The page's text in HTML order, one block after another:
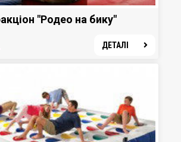
комплексно вдосконалює тіло,
тренує рівновагу;
розвиває вміння керувати
м'язами тіла;
покращує вестибулярний
"Родео на бику"
ДЕТАЛІ